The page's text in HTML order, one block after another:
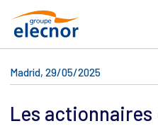
Madrid, 29/05/2025
Les actionnaires